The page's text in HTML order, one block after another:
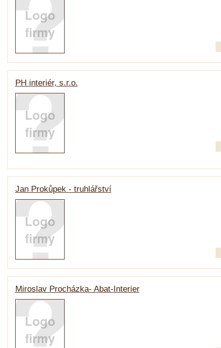
PH interiér, s.r.o.
Jan Prokůpek - truhlářství
Miroslav Procházka- Abat-Interier